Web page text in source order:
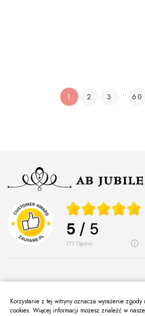
1 2 3 … 60
5 / 5
177 opinii
O Nas
Korzystanie z tej witryny oznacza wyrażenie zgody
cookies. Więcej informacji możesz znaleźć w